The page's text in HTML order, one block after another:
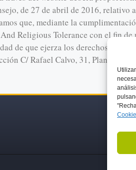
C
de 27 de abril de 2016, relativo
que, mediante la
Religious Tolerance con el fin
que ejerza los derechos de
C/ Rafael Calvo, 31, Planta
EN LA